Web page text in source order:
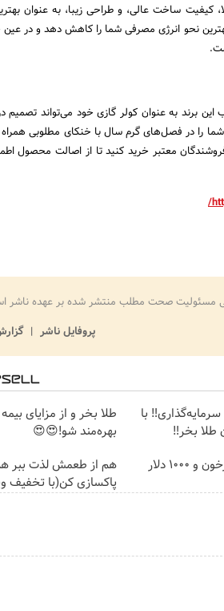
کیفیت ساخت عالی، و طراحی زیبا، به عنوان
نحو انرژی مصرفی شما را کاهش دهد و در عین
این برند به عنوان کولر گازی خود می‌تواند تصمیم
را در فصل‌های گرم سال با خنکای مطلوبی
معتبر خرید کنید تا از اصالت محصول
مسئولیت صحت مطلب منتشر شده بر عهده ناشر
پروفایل ناشر
با
طلا بخر و از مزایای
بهره‌مند شو!😍😍
گردونه رو بچرخون و 1000 دلار
هم از طعمش لذت ببر
پاکسازی کن(با تخفیف